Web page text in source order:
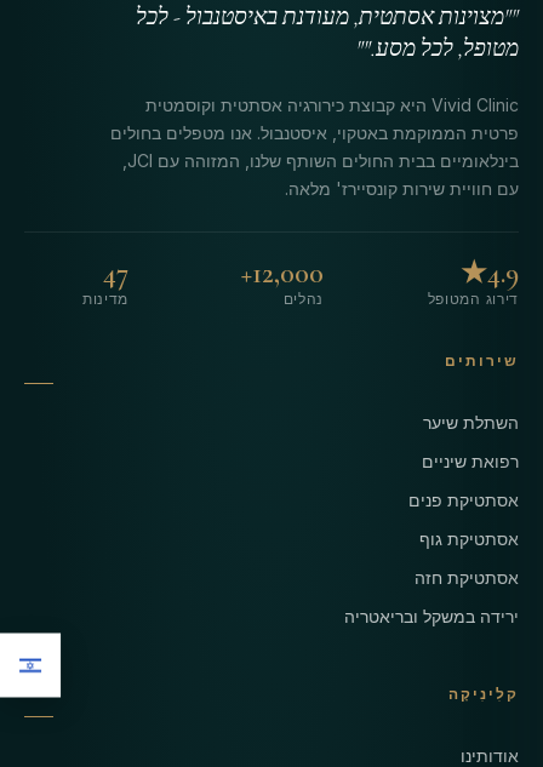
""מצוינות אסתטית, מעודנת באיסטנבול - לכל
מטופל, לכל מסע.""
Vivid Clinic היא קבוצת כירורגיה אסתטית וקוסמטית
פרטית הממוקמת באטקוי, איסטנבול. אנו מטפלים בחולים
עם חוויית שירות קונסיירז' מלאה.
4.9★
דירוג המטופל
12,000+
נהלים
47
מדינות
שירותים
השתלת שיער
רפואת שיניים
אסתטיקת פנים
אסתטיקת גוף
אסתטיקת חזה
ירידה במשקל ובריאטריה
קלִינִיקָה
אודותינו